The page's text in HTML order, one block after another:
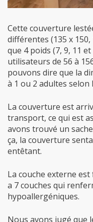
Cette couverture
différentes (135 x 150,
que 4 poids (7, 9, 11
utilisateurs de 56 à
pouvons dire que la
à 1 ou 2 adultes
La couverture est
transport, ce qui est
avons trouvé un
ça, la couverture
entêtant.
La couche externe
a 7 couches qui
hypoallergéniques.
Nous avons jugé que